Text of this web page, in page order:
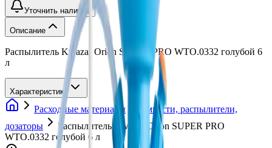
Уточнить наличие
Описание
Распылитель Kwazar Orion SUPER PRO WTO.0332 голубой 6
л
Характеристики
Расходные материалы
Емкости, распылители,
дозаторы
Распылитель Kwazar Orion SUPER PRO
WTO.0332 голубой 6 л